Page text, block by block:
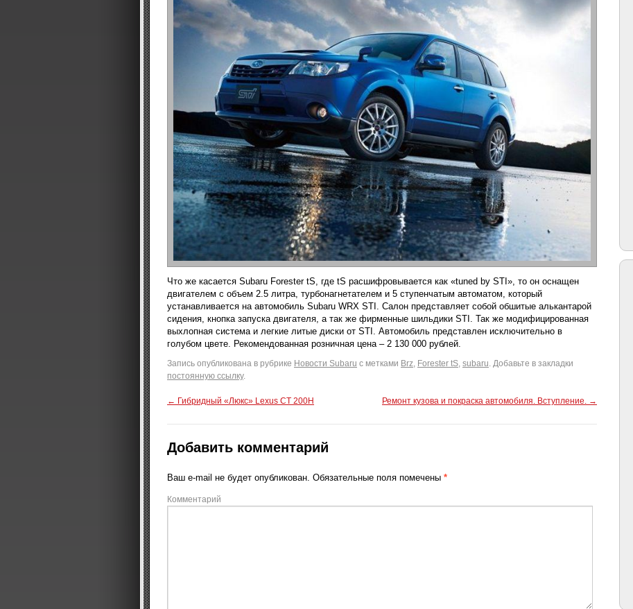
Что же касается Subaru Forester tS, где tS расшифровывается как «tuned by STI», то он оснащен
двигателем с объем 2.5 литра, турбонагнетателем и 5 ступенчатым автоматом, который
устанавливается на автомобиль Subaru WRX STI. Салон представляет собой обшитые алькантарой
сидения, кнопка запуска двигателя, а так же фирменные шильдики STI. Так же модифицированная
выхлопная система и легкие литые диски от STI. Автомобиль представлен исключительно в
голубом цвете. Рекомендованная розничная цена – 2 130 000 рублей.
Запись опубликована в рубрике Новости Subaru с метками Brz, Forester tS, subaru. Добавьте в закладки
постоянную ссылку.
← Гибридный «Люкс» Lexus CT 200H Ремонт кузова и покраска автомобиля. Вступление. →
Добавить комментарий
Ваш e-mail не будет опубликован. Обязательные поля помечены *
Комментарий